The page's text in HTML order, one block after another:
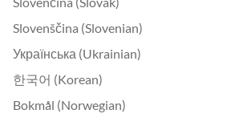
Slovenščina (Slovenian)
Українська (Ukrainian)
한국어 (Korean)
Bokmål (Norwegian)